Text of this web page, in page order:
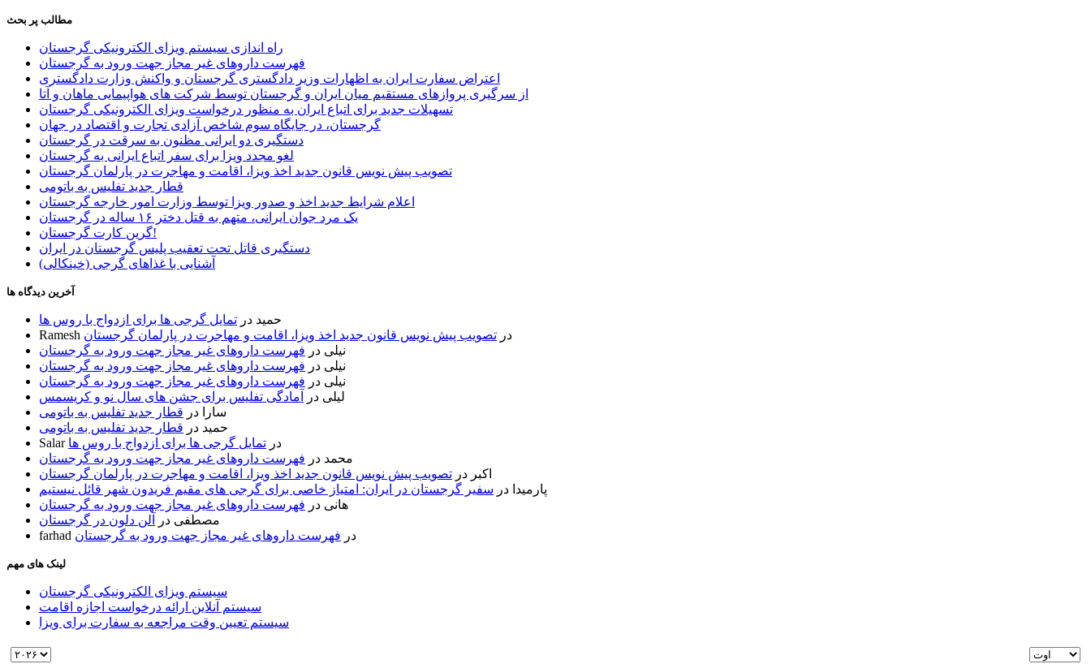
مطالب پر بحث
راه اندازی سیستم ویزای الکترونیکی گرجستان
فهرست داروهای غیر مجاز جهت ورود به گرجستان
اعتراض سفارت ایران به اظهارات وزیر دادگستری گرجستان و واکنش وزارت دادگستری
از سرگیری پروازهای مستقیم میان ایران و گرجستان توسط شرکت های هواپیمایی ماهان و آتا
تسهیلات جدید برای اتباع ایران به منظور درخواست ویزای الکترونیکی گرجستان
گرجستان، در جایگاه سوم شاخص آزادی تجارت و اقتصاد در جهان
دستگیری دو ایرانی مظنون به سرقت در گرجستان
لغو مجدد ویزا برای سفر اتباع ایرانی به گرجستان
تصویب پیش نویس قانون جدید اخذ ویزا، اقامت و مهاجرت در پارلمان گرجستان
قطار جدید تفلیس به باتومی
اعلام شرایط جدید اخذ و صدور ویزا توسط وزارت امور خارجه گرجستان
یک مرد جوان ایرانی، متهم به قتل دختر ۱۶ ساله در گرجستان
گرین کارت گرجستان!
دستگیری قاتل تحت تعقیب پلیس گرجستان در ایران
آشنایی با غذاهای گرجی (خینکالی)
آخرین دیدگاه ها
حمید در تمایل گرجی ها برای ازدواج با روس ها
Ramesh
در تصویب پیش نویس قانون جدید اخذ ویزا، اقامت و مهاجرت در پارلمان گرجستان
نیلی در فهرست داروهای غیر مجاز جهت ورود به گرجستان
نیلی در فهرست داروهای غیر مجاز جهت ورود به گرجستان
نیلی در فهرست داروهای غیر مجاز جهت ورود به گرجستان
لیلی در
آمادگی تفلیس برای جشن های سال نو و کریسمس
سارا
در قطار جدید تفلیس به باتومی
حمید در قطار جدید تفلیس به باتومی
Salar
در تمایل گرجی ها برای ازدواج با روس ها
محمد در فهرست داروهای غیر مجاز جهت ورود به گرجستان
اکبر در تصویب پیش نویس قانون جدید اخذ ویزا، اقامت و مهاجرت در پارلمان گرجستان
پارمیدا در سفیر گرجستان در ایران: امتیاز خاصی برای گرجی های مقیم فریدون شهر قائل نیستیم
هانی در فهرست داروهای غیر مجاز جهت ورود به گرجستان
مصطفی در
آلن دلون در گرجستان
farhad
در فهرست داروهای غیر مجاز جهت ورود به گرجستان
لینک های مهم
سیستم ویزای الکترونیکی گرجستان
سیستم آنلاین ارائه درخواست اجازه اقامت
سیستم تعیین وقت مراجعه به سفارت برای ویزا